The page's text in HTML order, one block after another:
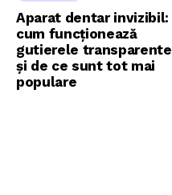
Aparat dentar invizibil:
cum funcționează
gutierele transparente
și de ce sunt tot mai
populare